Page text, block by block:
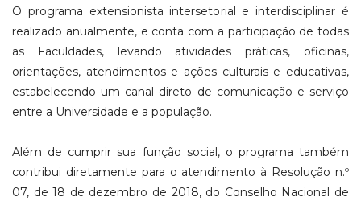
O programa extensionista intersetorial e interdisciplinar é
realizado anualmente, e conta com a participação de todas
as Facul­dades, levando atividades práticas, oficinas,
orientações, atendimentos e ações culturais e educativas,
estabelecendo um canal direto de comunicação e serviço
entre a Universidade e a população.
Além de cumprir sua função social, o programa também
contribui diretamente para o atendimento à Resolução n.º
07, de 18 de dezembro de 2018, do Conselho Nacional de